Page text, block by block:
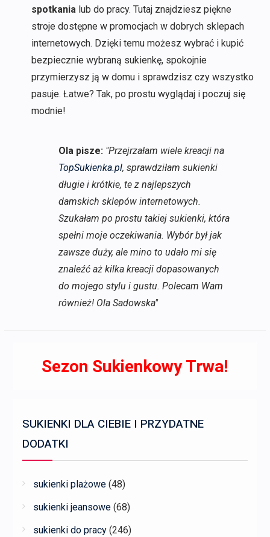
spotkanialub do pracy. Tutaj znajdziesz piękne
stroje dostępne w promocjach w dobrych sklepach
internetowych. Dzięki temu możesz wybrać i kupić
bezpiecznie wybraną sukienkę, spokojnie
przymierzysz ją w domu i sprawdzisz czy wszystko
pasuje. Łatwe? Tak, po prostu wyglądaj i poczuj się
modnie!
Ola pisze: "Przejrzałam wiele kreacji na
TopSukienka.pl, sprawdziłam sukienki
długie i krótkie, te z najlepszych
damskich sklepów internetowych.
Szukałam po prostu takiej sukienki, która
spełni moje oczekiwania. Wybór był jak
zawsze duży, ale mino to udało mi się
znaleźć aż kilka kreacji dopasowanych
do mojego stylu i gustu. Polecam Wam
również! Ola Sadowska"
Sezon Sukienkowy Trwa!
SUKIENKI DLA CIEBIE I PRZYDATNE
DODATKI
sukienki plażowe (48)
sukienki jeansowe (68)
sukienki do pracy (246)